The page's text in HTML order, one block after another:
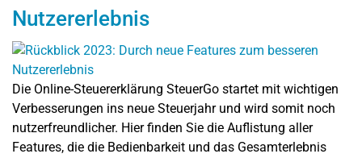
Nutzererlebnis
Die Online-Steuererklärung SteuerGo startet mit wichtigen
Verbesserungen ins neue Steuerjahr und wird somit noch
nutzerfreundlicher. Hier finden Sie die Auflistung aller
Features, die die Bedienbarkeit und das Gesamterlebnis